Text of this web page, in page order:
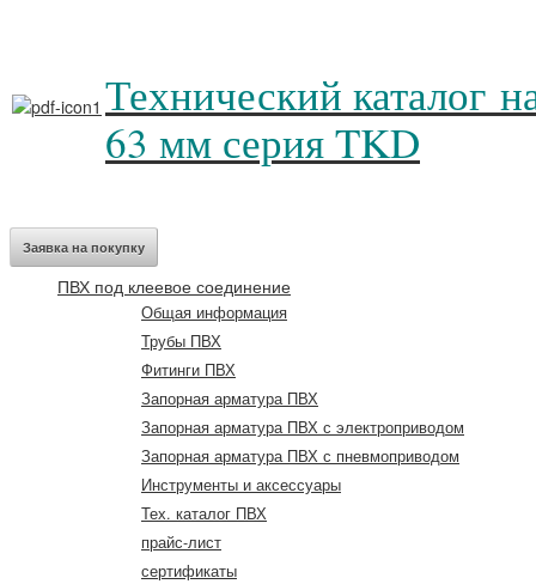
Технический
63 мм серия TKD
Заявка на покупку
ПВХ под клеевое соединение
Общая информация
Трубы ПВХ
Фитинги ПВХ
Запорная арматура ПВХ
Запорная арматура ПВХ с электроприводом
Запорная арматура ПВХ с пневмоприводом
Инструменты и аксессуары
Тех. каталог ПВХ
прайс-лист
сертификаты